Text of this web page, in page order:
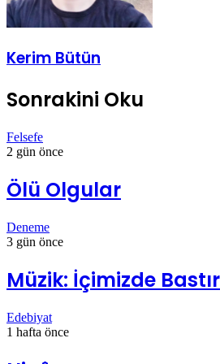
Kerim Bütün
Sonrakini Oku
Felsefe
2 gün önce
Ölü Olgular
Deneme
3 gün önce
Müzik: İçimizde
Edebiyat
1 hafta önce